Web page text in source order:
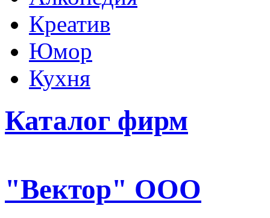
Креатив
Юмор
Кухня
Каталог фирм
"Вектор" ООО